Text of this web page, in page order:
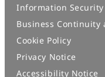
Information Security
Business Continuity
Cookie Policy
Privacy Notice
Accessibility Notice